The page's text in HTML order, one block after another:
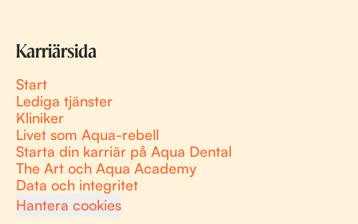
Karriärsida
Start
Lediga tjänster
Kliniker
Livet som Aqua-rebell
Starta din karriär på Aqua Dental
The Art och Aqua Academy
Data och integritet
Hantera cookies